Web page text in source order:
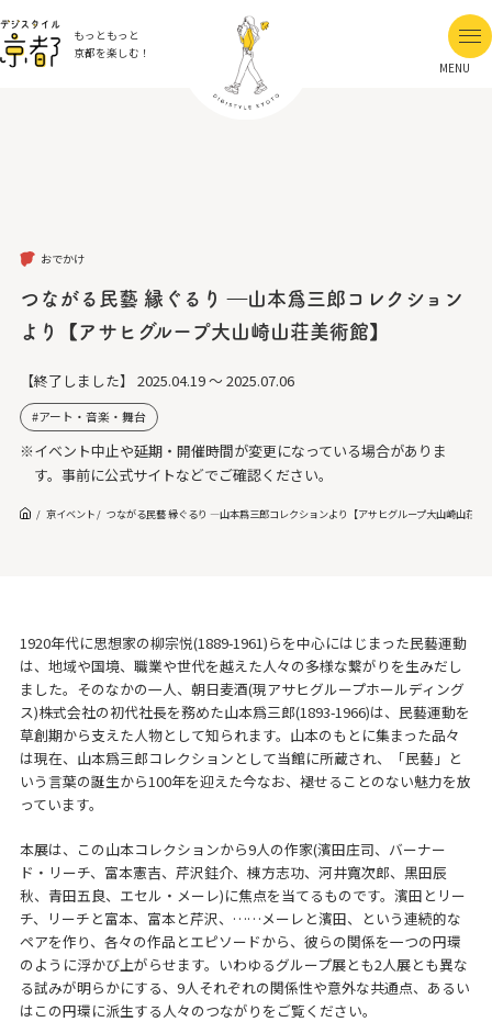
もっともっと
京都を楽しむ！
MENU
おでかけ
つながる民藝 縁ぐるり ―山本爲三郎コレクション
より【アサヒグループ大山崎山荘美術館】
【終了しました】 2025.04.19 ～ 2025.07.06
アート・音楽・舞台
※イベント中止や延期・開催時間が変更になっている場合がありま
す。事前に公式サイトなどでご確認ください。
京イベント つながる民藝 縁ぐるり ―山本爲三郎コレクションより【アサヒグループ大山崎山荘美
1920年代に思想家の柳宗悦(1889-1961)らを中心にはじまった民藝運動
は、地域や国境、職業や世代を越えた人々の多様な繋がりを生みだし
ました。そのなかの一人、朝日麦酒(現アサヒグループホールディング
ス)株式会社の初代社長を務めた山本爲三郎(1893-1966)は、民藝運動を
草創期から支えた人物として知られます。山本のもとに集まった品々
は現在、山本爲三郎コレクションとして当館に所蔵され、「民藝」と
いう言葉の誕生から100年を迎えた今なお、褪せることのない魅力を放
っています。
本展は、この山本コレクションから9人の作家(濱田庄司、バーナー
ド・リーチ、富本憲吉、芹沢銈介、棟方志功、河井寬次郎、黒田辰
秋、青田五良、エセル・メーレ)に焦点を当てるものです。濱田とリー
チ、リーチと富本、富本と芹沢、……メーレと濱田、という連続的な
ペアを作り、各々の作品とエピソードから、彼らの関係を一つの円環
のように浮かび上がらせます。いわゆるグループ展とも2人展とも異な
る試みが明らかにする、9人それぞれの関係性や意外な共通点、あるい
はこの円環に派生する人々のつながりをご覧ください。